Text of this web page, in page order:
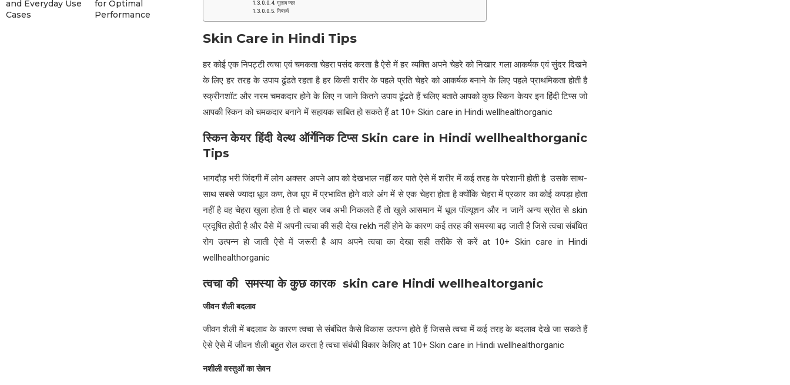
गुलाब जल
निष्कर्ष
Skin Care in Hindi Tips
हर कोई एक निपट्टी त्वचा एवं चमकता चेहरा पसंद करता है ऐसे में हर व्यक्ति अपने चेहरे को निखार गला आकर्षक एवं सुंदर दिखने
के लिए हर तरह के उपाय ढूंढते रहता है हर किसी शरीर के पहले प्रति चेहरे को आकर्षक बनाने के लिए पहले प्राथमिकता होती है
स्क्रीनशॉट और नरम चमकदार होने के लिए न जाने कितने उपाय ढूंढते हैं चलिए बताते आपको कुछ स्किन केयर इन हिंदी टिप्स जो
आपकी स्किन को चमकदार बनाने में सहायक साबित हो सकते हैं at 10+ Skin care in Hindi wellhealthorganic
स्किन केयर हिंदी वेल्थ ऑर्गेनिक टिप्स Skin care in Hindi wellhealthorganic
Tips
भागदौड़ भरी जिंदगी में लोग अक्सर अपने आप को देखभाल नहीं कर पाते ऐसे में शरीर में कई तरह के परेशानी होती है उसके साथ-
साथ सबसे ज्यादा धूल कण, तेज धूप में प्रभावित होने वाले अंग में से एक चेहरा होता है क्योंकि चेहरा में प्रकार का कोई कपड़ा होता
नहीं है वह चेहरा खुला होता है तो बाहर जब अभी निकलते हैं तो खुले आसमान में धूल पॉल्यूशन और न जानें अन्य स्रोत से skin
प्रदूषित होती है और वैसे में अपनी त्वचा की सही देख rekh नहीं होने के कारण कई तरह की समस्या बढ़ जाती है जिसे त्वचा संबंधित
रोग उत्पन्न हो जाती ऐसे में जरूरी है आप अपने त्वचा का देखा सही तरीके से करें at 10+ Skin care in Hindi
wellhealthorganic
त्वचा की समस्या के कुछ कारकskin care Hindi wellhealtorganic
जीवन शैली बदलाव
जीवन शैली में बदलाव के कारण त्वचा से संबंधित कैसे विकास उत्पन्न होते हैं जिससे त्वचा में कई तरह के बदलाव देखे जा सकते हैं
ऐसे ऐसे में जीवन शैली बहुत रोल करता है त्वचा संबंधी विकार केलिए at 10+ Skin care in Hindi wellhealthorganic
नशीली वस्तुओं का सेवन
and Everyday Use
Cases
for Optimal
Performance